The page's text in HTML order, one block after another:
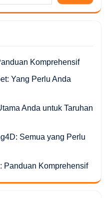
Komprehensif
Yang Perlu Anda
Anda untuk Taruhan
Semua yang Perlu
Panduan Komprehensif